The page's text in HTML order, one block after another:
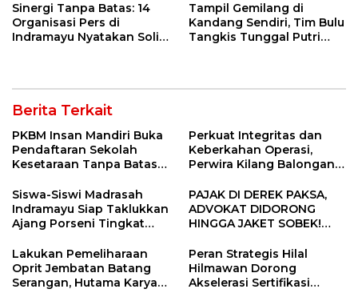
Sinergi Tanpa Batas: 14
Organisasi Pers di
Indramayu Nyatakan Solid
Tampil Gemilang di
Kandang Sendiri, Tim Bulu
Tangkis Tunggal Putri
Berita Terkait
PKBM Insan Mandiri Buka
Pendaftaran Sekolah
Kesetaraan Tanpa Batas
Perkuat Integritas dan
Keberkahan Operasi,
Perwira Kilang Balongan
Siswa-Siswi Madrasah
Indramayu Siap Taklukkan
Ajang Porseni Tingkat
PAJAK DI DEREK PAKSA,
ADVOKAT DIDORONG
HINGGA JAKET SOBEK!
Ngamuk Kepung Polresta
Pekanbaru!
Lakukan Pemeliharaan
Oprit Jembatan Batang
Serangan, Hutama Karya
Peran Strategis Hilal
Hilmawan Dorong
Akselerasi Sertifikasi